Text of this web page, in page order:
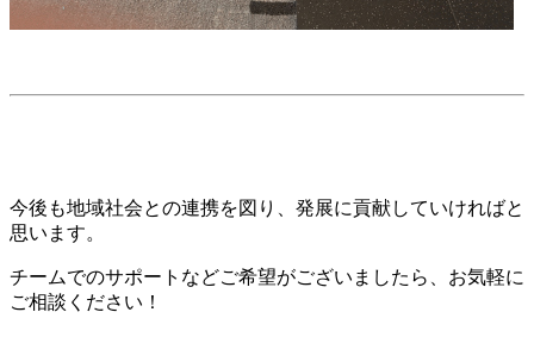
今後も地域社会との連携を図り、発展に貢献していければと
思います。
チームでのサポートなどご希望がございましたら、お気軽に
ご相談ください！